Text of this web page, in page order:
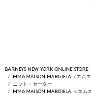
BARNEYS NEW YORK ONLINE STORE
MM6 MAISON MARGIELA（エム
ニット・セーター
MM6 MAISON MARGIELA ＜エム